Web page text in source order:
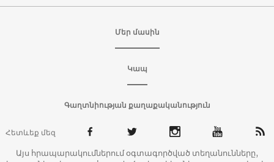
Մեր մասին
Կապ
Գաղտնիության քաղաքականություն
Հետևեք մեզ
Այս հրապարակումներում օգտագործված տեղանունները,